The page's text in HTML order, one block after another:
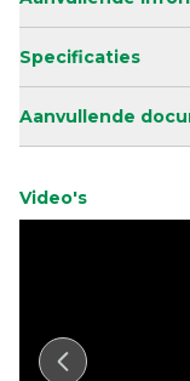
Specificaties
Aanvullende
Video's